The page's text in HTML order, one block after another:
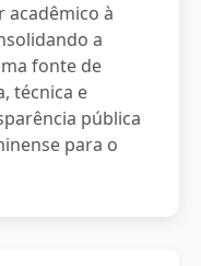
acadêmico à
a
fonte de
técnica e
pública
para o